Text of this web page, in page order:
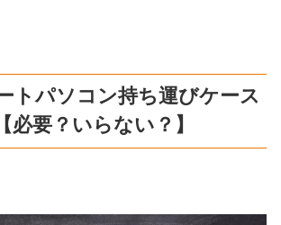
トパソコン持ち運びケース
必要？いらない？】